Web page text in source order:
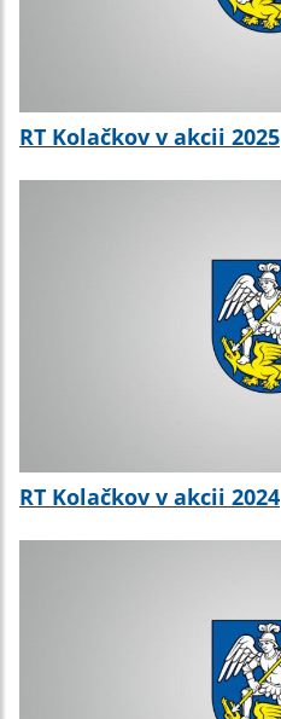
RT Kolačkov v akcii 2025
RT Kolačkov v akcii 2024